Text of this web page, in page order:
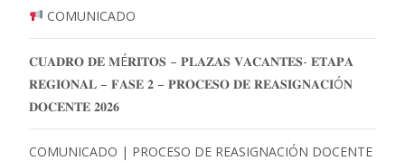
COMUNICADO
𝐂𝐔𝐀𝐃𝐑𝐎 𝐃𝐄 𝐌É𝐑𝐈𝐓𝐎𝐒 – 𝐏𝐋𝐀𝐙𝐀𝐒 𝐕𝐀𝐂𝐀𝐍𝐓𝐄𝐒- 𝐄𝐓𝐀𝐏𝐀
𝐑𝐄𝐆𝐈𝐎𝐍𝐀𝐋 – 𝐅𝐀𝐒𝐄 𝟐 – 𝐏𝐑𝐎𝐂𝐄𝐒𝐎 𝐃𝐄 𝐑𝐄𝐀𝐒𝐈𝐆𝐍𝐀𝐂𝐈Ó𝐍
𝐃𝐎𝐂𝐄𝐍𝐓𝐄 𝟐𝟎𝟐𝟔
COMUNICADO | PROCESO DE REASIGNACIÓN DOCENTE